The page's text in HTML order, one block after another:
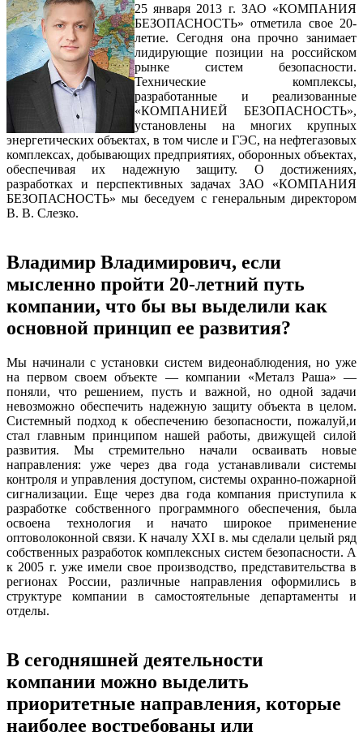
25 января 2013 г. ЗАО «КОМПАНИЯ
БЕЗОПАСНОСТЬ» отметила свое 20-
летие. Сегодня она прочно занимает
лидирующие позиции на российском
рынке систем безопасности.
Технические комплексы,
разработанные и реализованные
«КОМПАНИЕЙ БЕЗОПАСНОСТЬ»,
установлены на многих крупных
энергетических объектах, в том числе и ГЭС, на нефтегазовых
комплексах, добывающих предприятиях, оборонных объектах,
обеспечивая их надежную защиту. О достижениях,
разработках и перспективных задачах ЗАО «КОМПАНИЯ
БЕЗОПАСНОСТЬ» мы беседуем с генеральным директором
В. В. Слезко.
Владимир Владимирович, если
мысленно пройти 20-летний путь
компании, что бы вы выделили как
основной принцип ее развития?
Мы начинали с установки систем видеонаблюдения, но уже
на первом своем объекте — компании «Металз Раша» —
поняли, что решением, пусть и важной, но одной задачи
невозможно обеспечить надежную защиту объекта в целом.
Системный подход к обеспечению безопасности, пожалуй,и
стал главным принципом нашей работы, движущей силой
развития. Мы стремительно начали осваивать новые
направления: уже через два года устанавливали системы
контроля и управления доступом, системы охранно-пожарной
сигнализации. Еще через два года компания приступила к
разработке собственного программного обеспечения, была
освоена технология и начато широкое применение
оптоволоконной связи. К началу XXI в. мы сделали целый ряд
собственных разработок комплексных систем безопасности. А
к 2005 г. уже имели свое производство, представительства в
регионах России, различные направления оформились в
структуре компании в самостоятельные департаменты и
отделы.
В сегодняшней деятельности
компании можно выделить
приоритетные направления, которые
наиболее востребованы или